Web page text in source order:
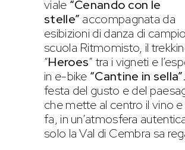
viale “Cenando con le
stelle” accompagnata da
esibizioni di danza di
scuola Ritmomisto, il
“Heroes” tra i vigneti e
in e-bike “Cantine in sella”
festa del gusto e del
che mette al centro il vino e
fa, in un’atmosfera
solo la Val di Cembra sa